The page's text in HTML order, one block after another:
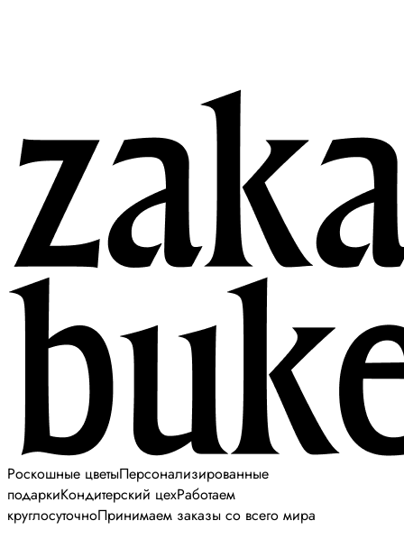
Роскошные цветыПерсонализированные
подаркиКондитерский цехРаботаем
круглосуточноПринимаем заказы со всего мира